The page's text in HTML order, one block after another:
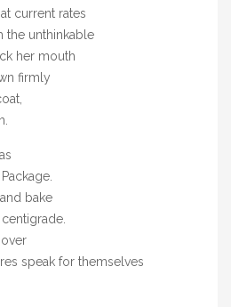
current rates
the unthinkable
her mouth
firmly
bake
speak for themselves